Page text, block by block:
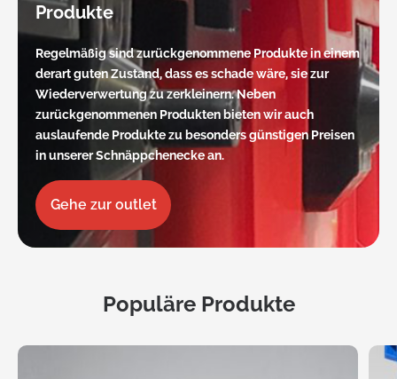
Produkte
Regelmäßig sind zurückgenommene Produkte in einem
derart guten Zustand, dass es schade wäre, sie zur
Wiederverwertung zu zerkleinern. Neben
zurückgenommenen Produkten bieten wir auch
auslaufende Produkte zu besonders günstigen Preisen
in unserer Schnäppchenecke an.
Gehe zur outlet
Populäre Produkte